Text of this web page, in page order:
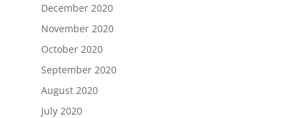
December 2020
November 2020
October 2020
September 2020
August 2020
July 2020